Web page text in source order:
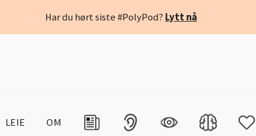
Har du hørt siste #PolyPod? Lytt nå
LEIE OM